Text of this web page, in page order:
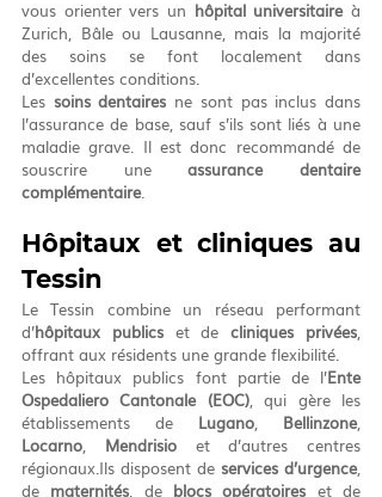
vous orienter vers un hôpital universitaire à
Zurich, Bâle ou Lausanne, mais la majorité
des soins se font localement dans
d’excellentes conditions.
Les soins dentaires ne sont pas inclus dans
l’assurance de base, sauf s’ils sont liés à une
maladie grave. Il est donc recommandé de
souscrire une assurance dentaire
complémentaire.
Hôpitaux et cliniques au
Tessin
Le Tessin combine un réseau performant
d’hôpitaux publics et de cliniques privées,
offrant aux résidents une grande flexibilité.
Les hôpitaux publics font partie de l’Ente
Ospedaliero Cantonale (EOC), qui gère les
établissements de Lugano, Bellinzone
Locarno, Mendrisio et d’autres centres
régionaux.Ils disposent de services d’urgence,
de maternités, de blocs opératoires et de